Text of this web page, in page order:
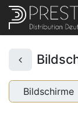
Bildschirme